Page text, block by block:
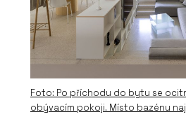
Foto: Po příchodu do bytu se
obývacím pokoji. Místo bazénu